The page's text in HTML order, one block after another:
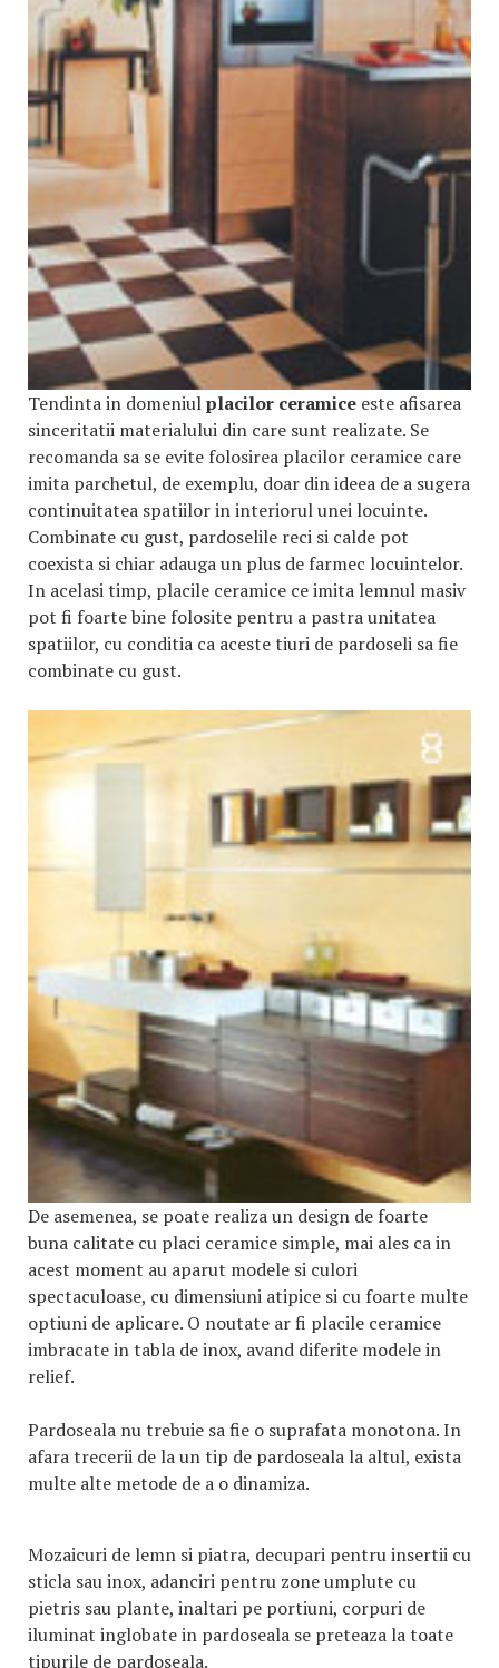
Tendinta in domeniulplacilor ceramice este afisarea
sinceritatii materialului din care sunt realizate. Se
recomanda sa se evite folosirea placilor ceramice care
imita parchetul, de exemplu, doar din ideea de a sugera
continuitatea spatiilor in interiorul unei locuinte.
Combinate cu gust, pardoselile reci si calde pot
coexista si chiar adauga un plus de farmec locuintelor.
In acelasi timp, placile ceramice ce imita lemnul masiv
pot fi foarte bine folosite pentru a pastra unitatea
spatiilor, cu conditia ca aceste tiuri de pardoseli sa fie
combinate cu gust.
De asemenea, se poate realiza un design de foarte
buna calitate cu placi ceramice simple, mai ales ca in
acest moment au aparut modele si culori
spectaculoase, cu dimensiuni atipice si cu foarte multe
optiuni de aplicare. O noutate ar fi placile ceramice
imbracate in tabla de inox, avand diferite modele in
relief.
Pardoseala nu trebuie sa fie o suprafata monotona. In
afara trecerii de la un tip de pardoseala la altul, exista
multe alte metode de a o dinamiza.
Mozaicuri de lemn si piatra, decupari pentru insertii cu
sticla sau inox, adanciri pentru zone umplute cu
pietris sau plante, inaltari pe portiuni, corpuri de
iluminat inglobate in pardoseala se preteaza la toate
tipurile de pardoseala.